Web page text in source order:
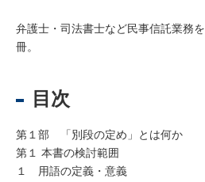
弁護士・司法書士など民事信託業務
冊。
目次
第１部 「別段の定め」とは何か
第１ 本書の検討範囲
１ 用語の定義・意義